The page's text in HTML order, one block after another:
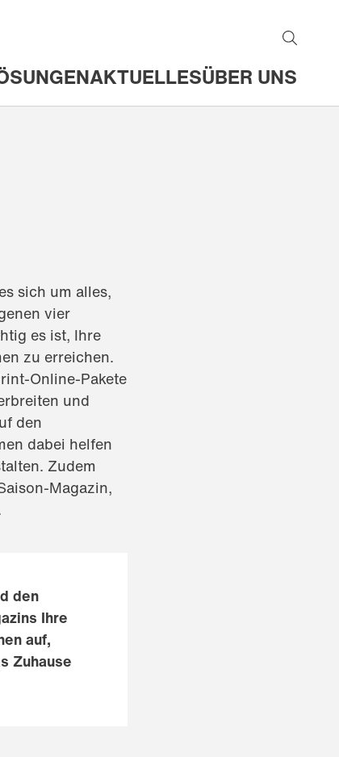
AKTUELLESÜBER UNS
sich um alles,
vier
es ist, Ihre
zu erreichen.
Online-Pakete
und
den
dabei helfen
Zudem
Magazin,
den
Ihre
auf,
Zuhause